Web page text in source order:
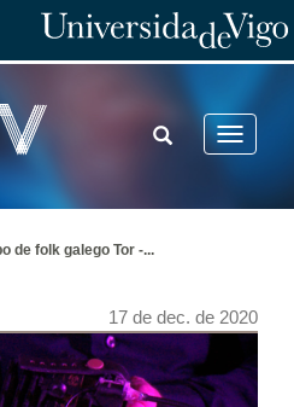
Toggle
TOGGLE
SEARCH
de folk galego Tor -...
17 de dec. de 2020